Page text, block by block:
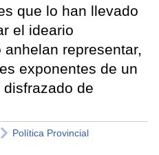
que lo han llevado
el ideario
representar,
exponentes de un
de
Política Provincial